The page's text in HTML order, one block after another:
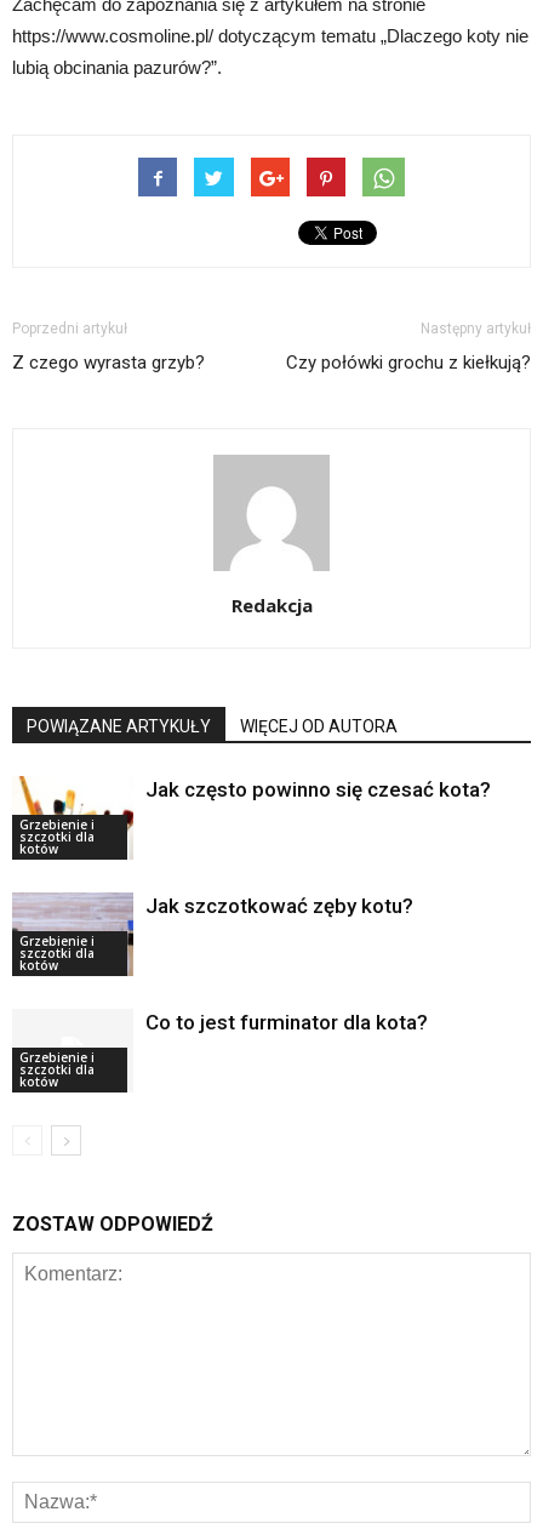
Zachęcam do zapoznania się z artykułem na stronie
https://www.cosmoline.pl/ dotyczącym tematu „Dlaczego koty nie
lubią obcinania pazurów?”.
Poprzedni artykuł
Z czego wyrasta grzyb?
Następny artykuł
Czy połówki grochu z kiełkują?
Redakcja
POWIĄZANE ARTYKUŁY WIĘCEJ OD AUTORA
Grzebienie i
szczotki dla
kotów
Jak często powinno się czesać kota?
Grzebienie i
szczotki dla
kotów
Jak szczotkować zęby kotu?
Grzebienie i
szczotki dla
kotów
Co to jest furminator dla kota?
ZOSTAW ODPOWIEDŹ